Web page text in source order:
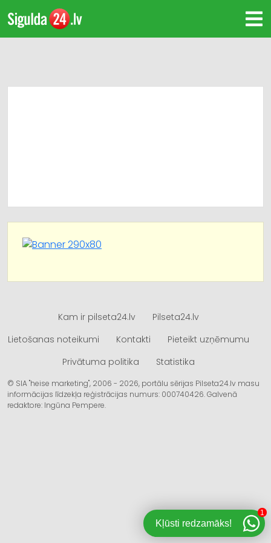
Kam ir pilseta24.lv
Pilseta24.lv
Lietošanas noteikumi
Kontakti
Pieteikt uzņēmumu
Privātuma politika
Statistika
© SIA "heise marketing", 2006 - 2026, portālu sērijas Pilseta24.lv masu
informācijas līdzekļa reģistrācijas numurs: 000740426. Galvenā
redaktore: Ingūna Pempere.
Kļūsti redzamāks!
1